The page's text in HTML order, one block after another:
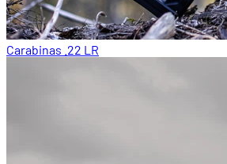
Carabinas .22 LR